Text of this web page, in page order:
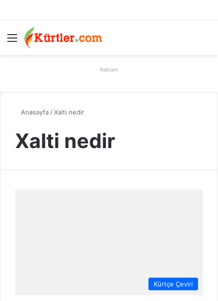
Menü
Reklam
Anasayfa /Xalti nedir
Xalti nedir
Kürtçe Çeviri